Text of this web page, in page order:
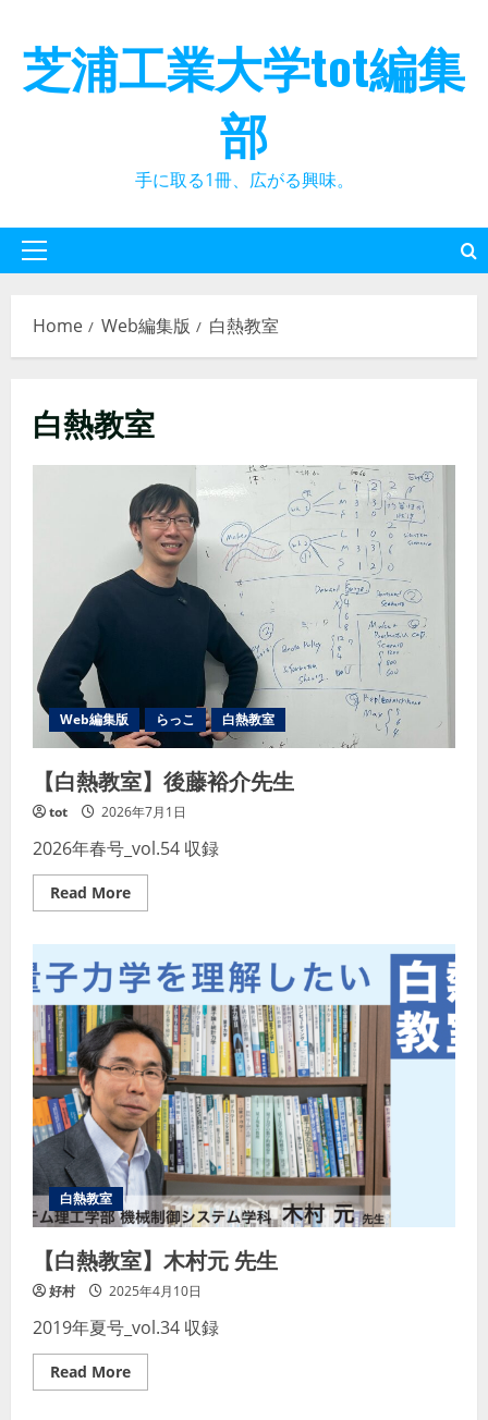
content
芝浦工業大学tot編集
部
手に取る1冊、広がる興味。
Primary
Home Web編集版 白熱教室
白熱教室
Web編集版 らっこ 白熱教室
【白熱教室】後藤裕介先生
tot 2026年7月1日
2026年春号_vol.54 収録
Read MoreRead
more
教
室】
後
藤
裕
介
先
生
白熱教室
【白熱教室】木村元 先生
好村 2025年4月10日
2019年夏号_vol.34 収録
Read MoreRead
more